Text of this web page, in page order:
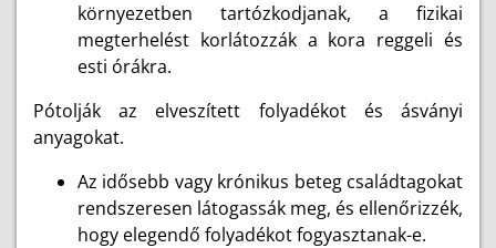
környezetben tartózkodjanak, a fizikai
megterhelést korlátozzák a kora reggeli és
esti órákra.
Pótolják az elveszített folyadékot és ásványi
anyagokat.
Az idősebb vagy krónikus beteg családtagokat
rendszeresen látogassák meg, és ellenőrizzék,
hogy elegendő folyadékot fogyasztanak-e.